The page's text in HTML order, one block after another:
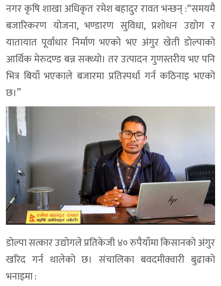
नगर कृषि शाखा अधिकृत रमेश बहादुर रावत भन्छन् :“समयमै
बजारिकरण योजना, भण्डारण सुविधा, प्रशोधन उद्योग र
यातायात पूर्वाधार निर्माण भएको भए अंगुर खेती डोल्पाको
आर्थिक मेरुदण्ड बन्न सक्थ्यो। तर उत्पादन गुणस्तरीय भए पनि
भित्र बियाँ भएकाले बजारमा प्रतिस्पर्धा गर्न कठिनाइ भएको
छ।”
डोल्पा सत्कार उद्योगले प्रतिकेजी ४० रुपैयाँमा किसानको अंगुर
खरिद गर्न थालेको छ। संचालिका बवदमीक्वारी बुढाको
भनाइमा :